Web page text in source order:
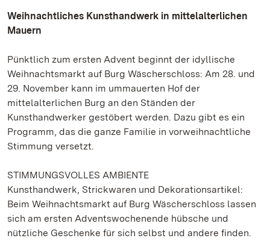
Weihnachtliches Kunsthandwerk in mittelalterlichen
Mauern
Pünktlich zum ersten Advent beginnt der idyllische
Weihnachtsmarkt auf Burg Wäscherschloss: Am 28. und
29. November kann im ummauerten Hof der
mittelalterlichen Burg an den Ständen der
Kunsthandwerker gestöbert werden. Dazu gibt es ein
Programm, das die ganze Familie in vorweihnachtliche
Stimmung versetzt.
STIMMUNGSVOLLES AMBIENTE
Kunsthandwerk, Strickwaren und Dekorationsartikel:
Beim Weihnachtsmarkt auf Burg Wäscherschloss lassen
sich am ersten Adventswochenende hübsche und
nützliche Geschenke für sich selbst und andere finden.